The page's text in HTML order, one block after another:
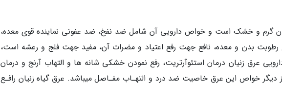
گرم و خشک است و خواص دارویی آن شامل ضد نفخ، ضد عفونی نماینده قوی معده،
رطوبت بدن و معده، نافع جهت رفع اعتیاد و مضرات آن، مفید جهت فلج و رعشه است،
عرق زنیان درمان استئوآرتریت، رفع نمودن خشکی شانه ها و التهاب آرنج و درمان
دیگر خواص این عرق خاصیت ضد درد و التهـاب مفـاصل میباشد. عرق گیاه زنیان رافـع